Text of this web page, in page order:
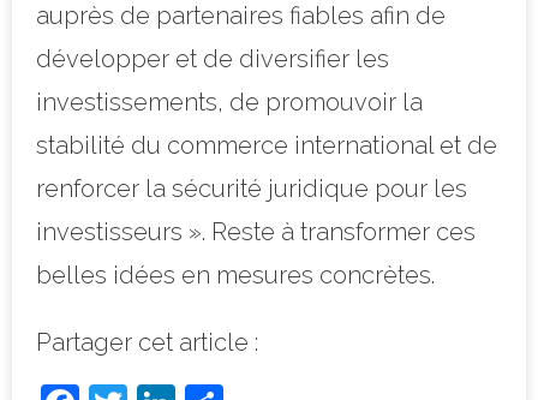
auprès de partenaires fiables afin de
développer et de diversifier les
investissements, de promouvoir la
stabilité du commerce international et de
renforcer la sécurité juridique pour les
investisseurs ». Reste à transformer ces
belles idées en mesures concrètes.
Partager cet article :